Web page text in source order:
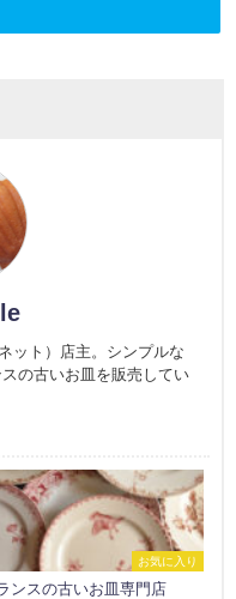
ット）店主。シンプルな
の古いお皿を販売してい
お気に入り
ンスの古いお皿専門店